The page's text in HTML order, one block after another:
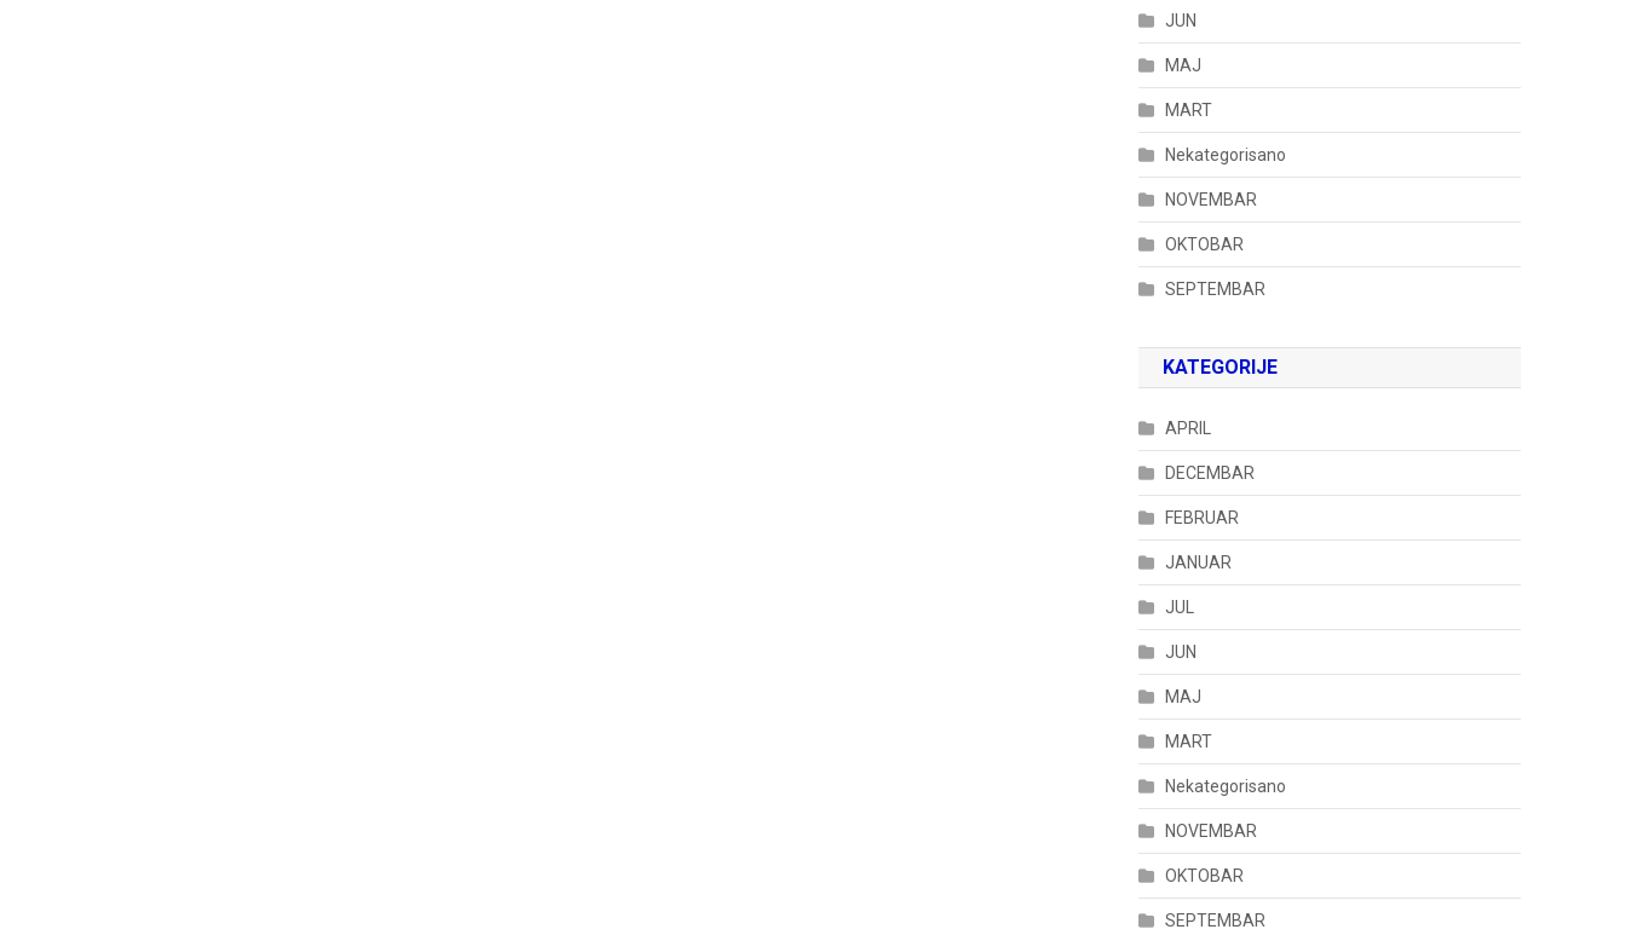
JUN
MAJ
MART
Nekategorisano
NOVEMBAR
OKTOBAR
SEPTEMBAR
KATEGORIJE
APRIL
DECEMBAR
FEBRUAR
JANUAR
JUL
JUN
MAJ
MART
Nekategorisano
NOVEMBAR
OKTOBAR
SEPTEMBAR